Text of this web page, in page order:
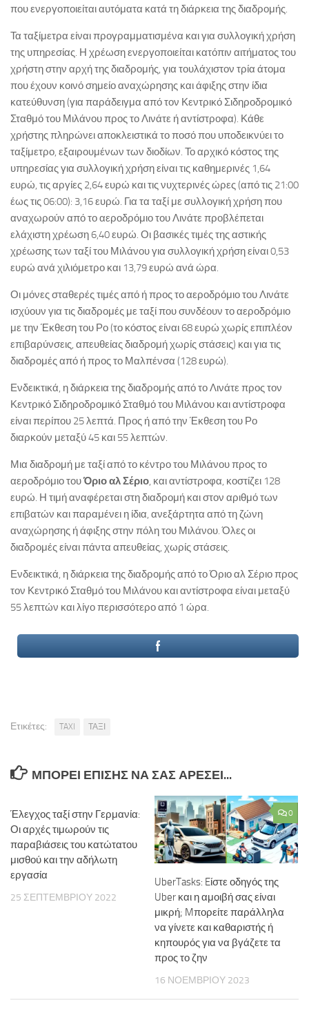
που ενεργοποιείται αυτόματα κατά τη διάρκεια της διαδρομής.
Τα ταξίμετρα είναι προγραμματισμένα και για συλλογική χρήση
της υπηρεσίας. Η χρέωση ενεργοποιείται κατόπιν αιτήματος του
χρήστη στην αρχή της διαδρομής, για τουλάχιστον τρία άτομα
που έχουν κοινό σημείο αναχώρησης και άφιξης στην ίδια
κατεύθυνση (για παράδειγμα από τον Κεντρικό Σιδηροδρομικό
Σταθμό του Μιλάνου προς το Λινάτε ή αντίστροφα). Κάθε
χρήστης πληρώνει αποκλειστικά το ποσό που υποδεικνύει το
ταξίμετρο, εξαιρουμένων των διοδίων. Το αρχικό κόστος της
υπηρεσίας για συλλογική χρήση είναι τις καθημερινές 1,64
ευρώ, τις αργίες 2,64 ευρώ και τις νυχτερινές ώρες (από τις 21:00
έως τις 06:00): 3,16 ευρώ. Για τα ταξί με συλλογική χρήση που
αναχωρούν από το αεροδρόμιο του Λινάτε προβλέπεται
ελάχιστη χρέωση 6,40 ευρώ. Οι βασικές τιμές της αστικής
χρέωσης των ταξί του Μιλάνου για συλλογική χρήση είναι 0,53
ευρώ ανά χιλιόμετρο και 13,79 ευρώ ανά ώρα.
Οι μόνες σταθερές τιμές από ή προς το αεροδρόμιο του Λινάτε
ισχύουν για τις διαδρομές με ταξί που συνδέουν το αεροδρόμιο
με την Έκθεση του Ρο (το κόστος είναι 68 ευρώ χωρίς επιπλέον
επιβαρύνσεις, απευθείας διαδρομή χωρίς στάσεις) και για τις
διαδρομές από ή προς το Μαλπένσα (128 ευρώ).
Ενδεικτικά, η διάρκεια της διαδρομής από το Λινάτε προς τον
Κεντρικό Σιδηροδρομικό Σταθμό του Μιλάνου και αντίστροφα
είναι περίπου 25 λεπτά. Προς ή από την Έκθεση του Ρο
διαρκούν μεταξύ 45 και 55 λεπτών.
Μια διαδρομή με ταξί από το κέντρο του Μιλάνου προς το
αεροδρόμιο τουΌριο αλ Σέριο , και αντίστροφα, κοστίζει 128
ευρώ. Η τιμή αναφέρεται στη διαδρομή και στον αριθμό των
επιβατών και παραμένει η ίδια, ανεξάρτητα από τη ζώνη
αναχώρησης ή άφιξης στην πόλη του Μιλάνου. Όλες οι
διαδρομές είναι πάντα απευθείας, χωρίς στάσεις.
Ενδεικτικά, η διάρκεια της διαδρομής από το Όριο αλ Σέριο προς
τον Κεντρικό Σταθμό του Μιλάνου και αντίστροφα είναι μεταξύ
55 λεπτών και λίγο περισσότερο από 1 ώρα.
Ετικέτες: TAXI ΤΑΞΙ
ΜΠΟΡΕΊ ΕΠΊΣΗΣ ΝΑ ΣΑΣ ΑΡΈΣΕΙ...
Έλεγχος ταξί στην Γερμανία:
Οι αρχές τιμωρούν τις
παραβιάσεις του κατώτατου
μισθού και την αδήλωτη
εργασία
25 ΣΕΠΤΕΜΒΡΊΟΥ 2022
0
UberTasks: Eίστε οδηγός της
Uber και η αμοιβή σας είναι
μικρή; Mπορείτε παράλληλα
να γίνετε και καθαριστής ή
κηπουρός για να βγάζετε τα
προς το ζην
16 ΝΟΕΜΒΡΊΟΥ 2023